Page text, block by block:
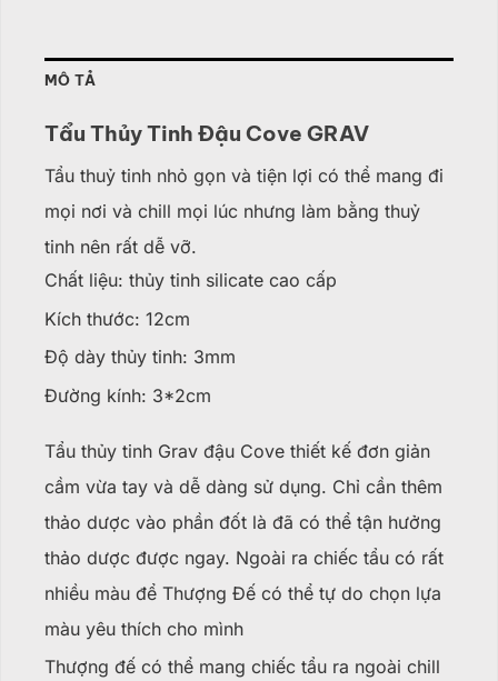
MÔ TẢ
Tẩu Thủy Tinh Đậu Cove GRAV
Tẩu thuỷ tinh nhỏ gọn và tiện lợi có thể mang đi
mọi nơi và chill mọi lúc nhưng làm bằng thuỷ
tinh nên rất dễ vỡ.
Chất liệu: thủy tinh silicate cao cấp
Kích thước: 12cm
Độ dày thủy tinh: 3mm
Đường kính: 3*2cm
Tẩu thủy tinh Grav đậu Cove thiết kế đơn giản
cầm vừa tay và dễ dàng sử dụng. Chỉ cần thêm
thảo dược vào phần đốt là đã có thể tận hưởng
thảo dược được ngay. Ngoài ra chiếc tẩu có rất
nhiều màu để Thượng Đế có thể tự do chọn lựa
màu yêu thích cho mình
Thượng đế có thể mang chiếc tẩu ra ngoài chill